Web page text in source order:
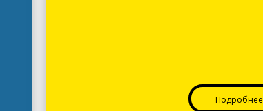
Подробнее